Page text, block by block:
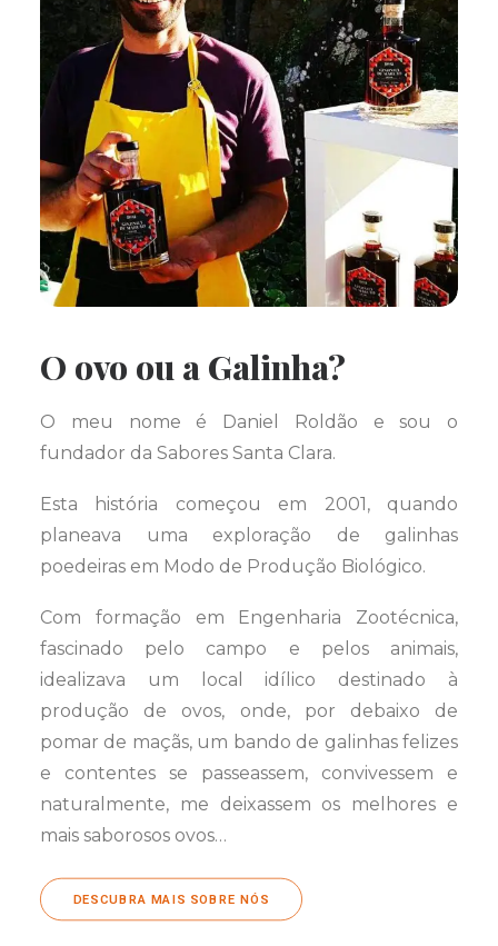
O ovo ou a Galinha?
O meu nome é Daniel Roldão e sou o
fundador da Sabores Santa Clara.
Esta história começou em 2001, quando
planeava uma exploração de galinhas
poedeiras em Modo de Produção Biológico.
Com formação em Engenharia Zootécnica,
fascinado pelo campo e pelos animais,
idealizava um local idílico destinado à
produção de ovos, onde, por debaixo de
pomar de maçãs, um bando de galinhas felizes
e contentes se passeassem, convivessem e
naturalmente, me deixassem os melhores e
mais saborosos ovos…
DESCUBRA MAIS SOBRE NÓS